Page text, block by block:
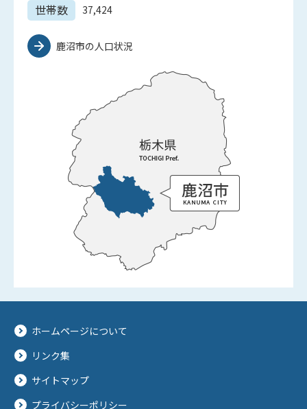
世帯数 37,424
鹿沼市の人口状況
ホームページについて
リンク集
サイトマップ
プライバシーポリシー